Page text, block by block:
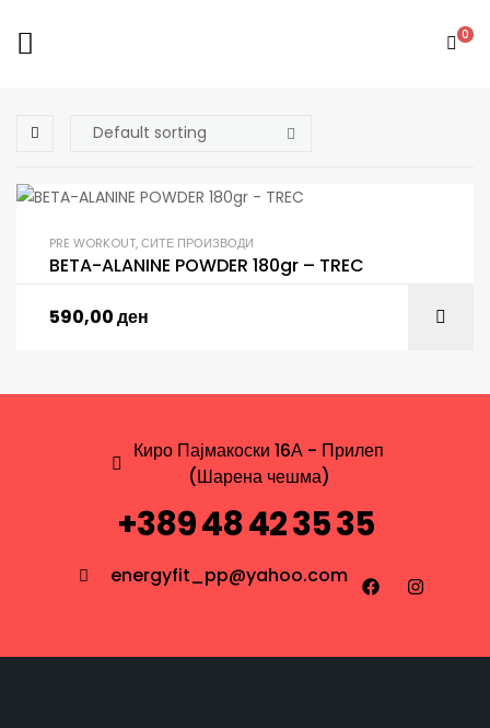
0
PRE WORKOUT,СИТЕ ПРОИЗВОДИ
BETA-ALANINE POWDER 180gr – TREC
590,00ден
Киро Пајмакоски 16А - Прилеп
(Шарена чешма)
+389 48 42 35 35
energyfit_pp@yahoo.com